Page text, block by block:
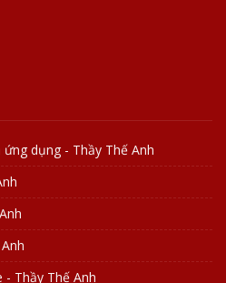
dụng - Thầy Thế Anh
Thầy Thế Anh